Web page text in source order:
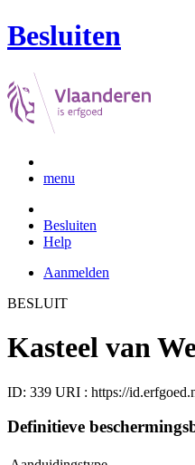
Besluiten
menu
Besluiten
Help
Aanmelden
BESLUIT
Kasteel van
ID: 339 URI : https://
Definitieve